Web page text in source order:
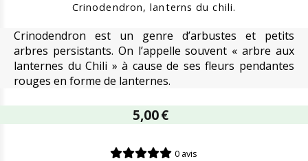
Crinodendron, lanterns du chili.
Crinodendron est un genre d’arbustes et petits
arbres persistants. On l’appelle souvent « arbre aux
lanternes du Chili » à cause de ses fleurs pendantes
rouges en forme de lanternes.
5,00€
0 avis